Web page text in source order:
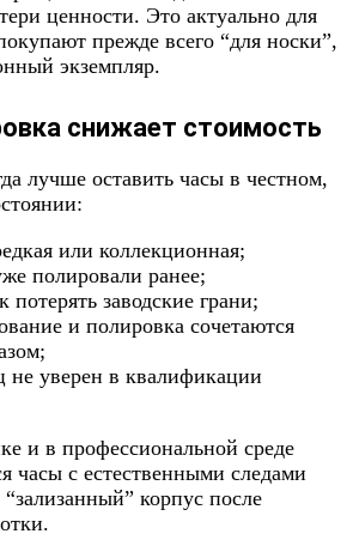
ценности. Это актуально для
прежде всего “для носки”,
экземпляр.
снижает стоимость
лучше оставить часы в честном,
или коллекционная;
полировали ранее;
потерять заводские грани;
и полировка сочетаются
не уверен в квалификации
и в профессиональной среде
часы с естественными следами
корпус после